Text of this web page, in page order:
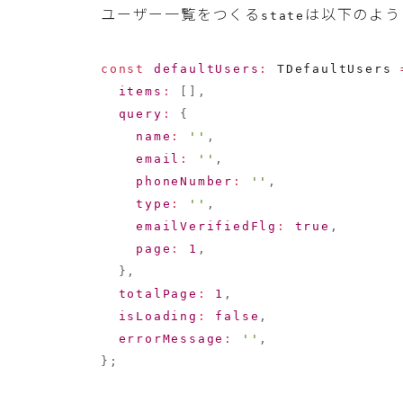
ユーザー一覧をつくる state は以下のよう
const defaultUsers : TDefaultUsers
items : [ ] ,
query :
{
name : '' ,
email : '' ,
phoneNumber : '' ,
type : '' ,
emailVerifiedFlg : true ,
page : 1 ,
} ,
totalPage : 1 ,
isLoading : false ,
errorMessage : '' ,
} ;